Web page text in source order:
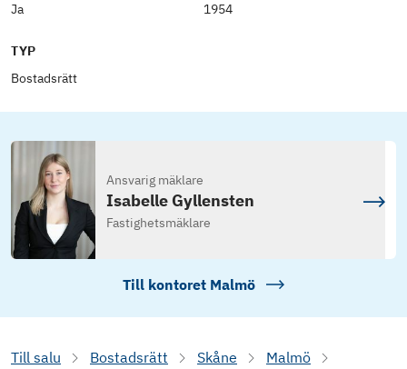
Ja
1954
TYP
Bostadsrätt
Ansvarig mäklare
Isabelle Gyllensten
Fastighetsmäklare
Till kontoret Malmö
Till salu Bostadsrätt Skåne
Malmö